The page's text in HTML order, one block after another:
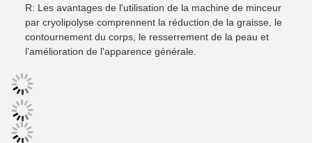
R: Les avantages de l'utilisation de la machine de minceur
par cryolipolyse comprennent la réduction de la graisse, le
contournement du corps, le resserrement de la peau et
l'amélioration de l'apparence générale.